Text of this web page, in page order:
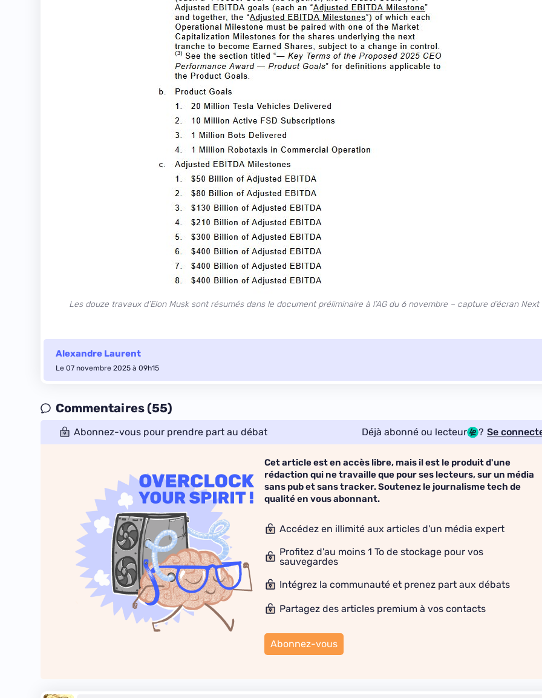
Les douze travaux d’Elon Musk sont résumés dans le document préliminaire à l’AG du 6 novembre – capture d’écran Next
Alexandre Laurent
Le 07 novembre 2025 à 09h15
Commentaires (55)
Abonnez-vous pour prendre part au débat Déjà abonné ou lecteur ? Se
Cet article est en accès libre, mais il est le produit d'une
rédaction qui ne travaille que pour ses lecteurs, sur un média
sans pub et sans tracker. Soutenez le journalisme tech de
qualité en vous abonnant.
Accédez en illimité aux articles d'un média expert
Profitez d'au moins 1 To de stockage pour vos
sauvegardes
Intégrez la communauté et prenez part aux débats
Partagez des articles premium à vos contacts
Abonnez-vous